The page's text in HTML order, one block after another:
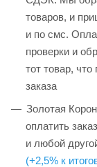
товаров, и
и по смс.
проверки и
тот товар,
заказа
Золотая
оплатить
и любой
(+2,5% к